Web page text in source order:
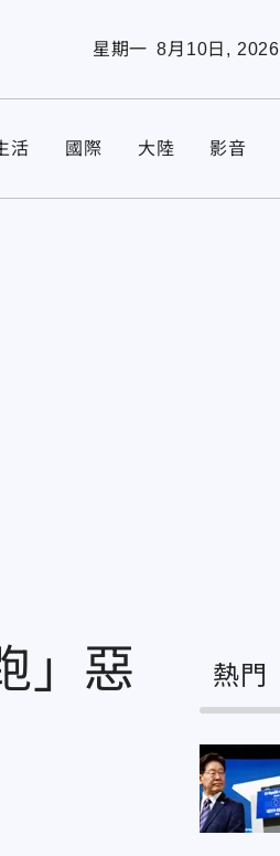
星期一 8月10日, 2026
活 國際 大陸 影音
」惡
熱門